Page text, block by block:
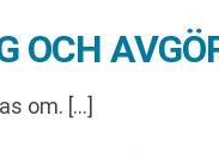
OCH
om. […]